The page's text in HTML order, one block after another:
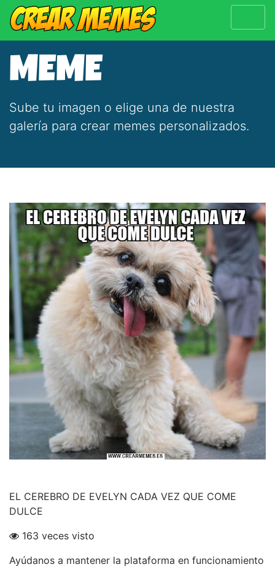
MEME
Sube tu imagen o elige una de nuestra
galería para crear memes personalizados.
EL CEREBRO DE EVELYN CADA VEZ QUE COME
DULCE
163 veces visto
Ayúdanos a mantener la plataforma en funcionamiento